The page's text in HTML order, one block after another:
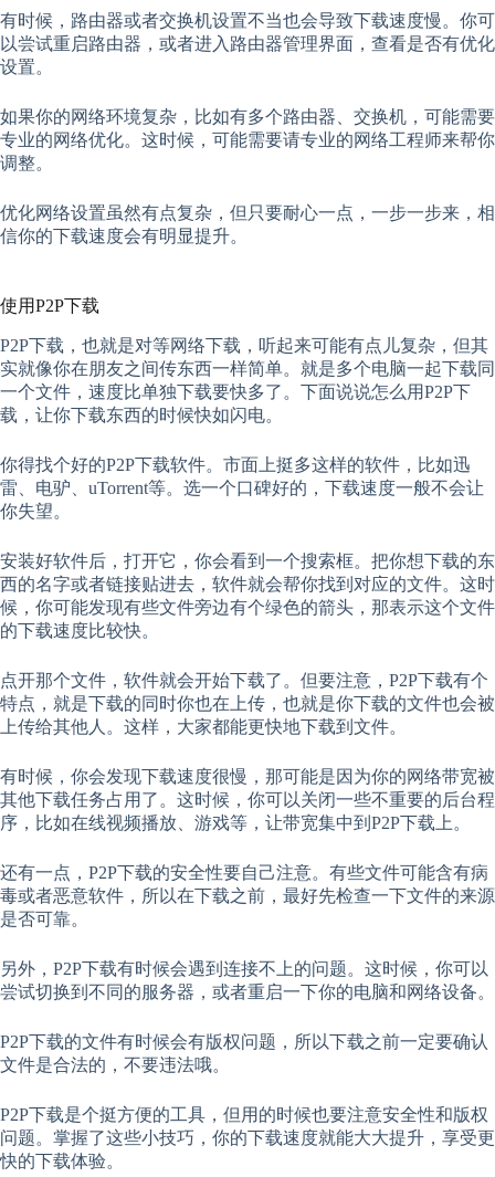
有时候，路由器或者交换机设置不当也会导致下载速度慢。你可
以尝试重启路由器，或者进入路由器管理界面，查看是否有优化
设置。
如果你的网络环境复杂，比如有多个路由器、交换机，可能需要
专业的网络优化。这时候，可能需要请专业的网络工程师来帮你
调整。
优化网络设置虽然有点复杂，但只要耐心一点，一步一步来，相
信你的下载速度会有明显提升。
使用P2P下载
P2P下载，也就是对等网络下载，听起来可能有点儿复杂，但其
实就像你在朋友之间传东西一样简单。就是多个电脑一起下载同
一个文件，速度比单独下载要快多了。下面说说怎么用P2P下
载，让你下载东西的时候快如闪电。
你得找个好的P2P下载软件。市面上挺多这样的软件，比如迅
雷、电驴、uTorrent等。选一个口碑好的，下载速度一般不会让
你失望。
安装好软件后，打开它，你会看到一个搜索框。把你想下载的东
西的名字或者链接贴进去，软件就会帮你找到对应的文件。这时
候，你可能发现有些文件旁边有个绿色的箭头，那表示这个文件
的下载速度比较快。
点开那个文件，软件就会开始下载了。但要注意，P2P下载有个
特点，就是下载的同时你也在上传，也就是你下载的文件也会被
上传给其他人。这样，大家都能更快地下载到文件。
有时候，你会发现下载速度很慢，那可能是因为你的网络带宽被
其他下载任务占用了。这时候，你可以关闭一些不重要的后台程
序，比如在线视频播放、游戏等，让带宽集中到P2P下载上。
还有一点，P2P下载的安全性要自己注意。有些文件可能含有病
毒或者恶意软件，所以在下载之前，最好先检查一下文件的来源
是否可靠。
另外，P2P下载有时候会遇到连接不上的问题。这时候，你可以
尝试切换到不同的服务器，或者重启一下你的电脑和网络设备。
P2P下载的文件有时候会有版权问题，所以下载之前一定要确认
文件是合法的，不要违法哦。
P2P下载是个挺方便的工具，但用的时候也要注意安全性和版权
问题。掌握了这些小技巧，你的下载速度就能大大提升，享受更
快的下载体验。